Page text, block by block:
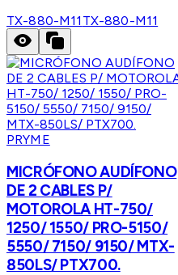
TX-880-M11 TX-880-M11
PRYME
MICRÓFONO AUDÍFONO
DE 2 CABLES P/
MOTOROLA HT-750/
1250/ 1550/ PRO-5150/
5550/ 7150/ 9150/ MTX-
850LS/ PTX700.